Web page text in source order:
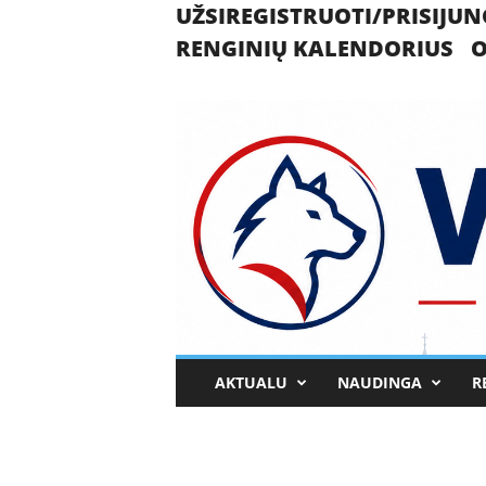
UŽSIREGISTRUOTI/
RENGINIŲ KALENDORIUS
m
AKTUALU NAUDINGA